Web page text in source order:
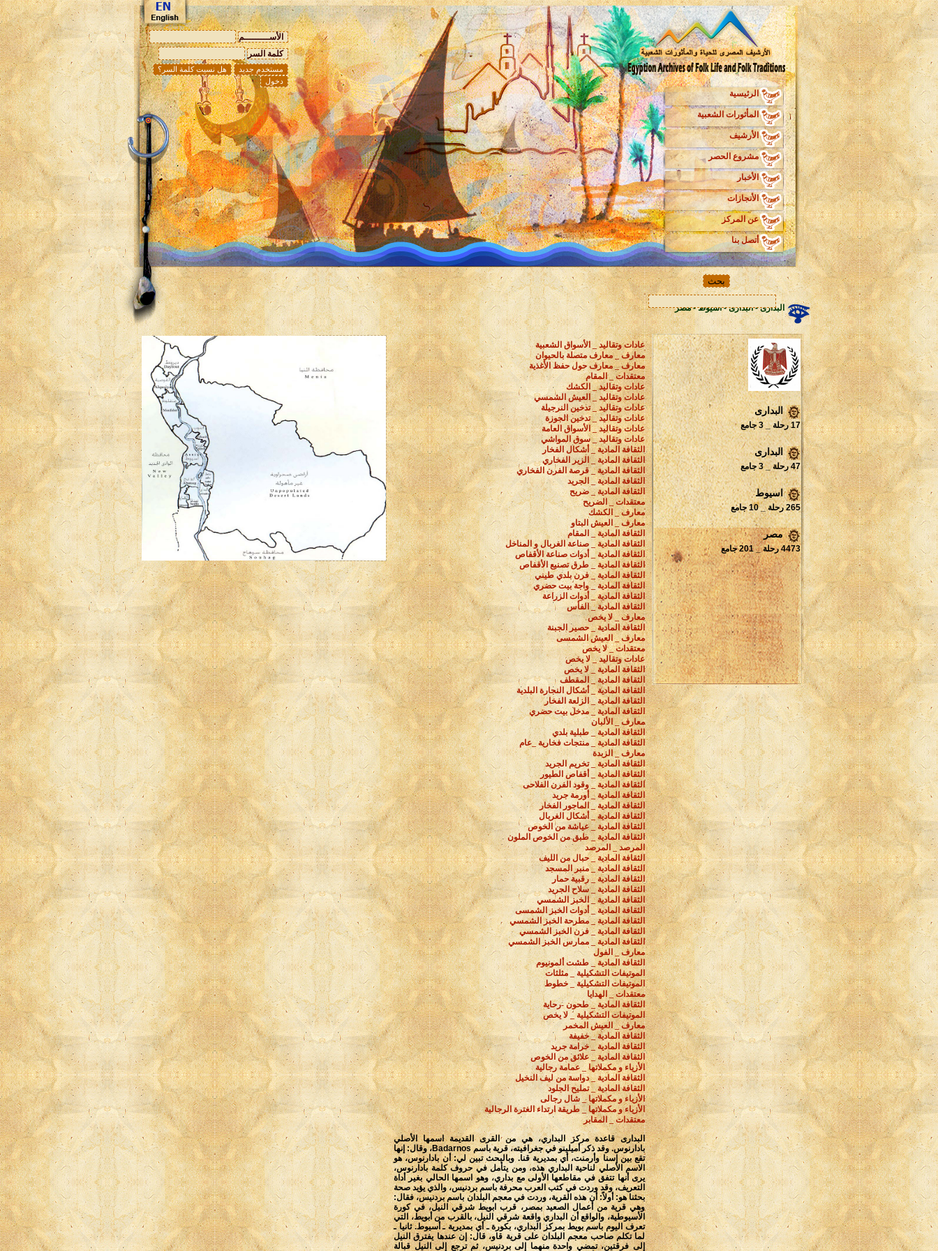
الأســـــــــم
كلمة السر
الرئيسية
المأثورات الشعبية
الأرشيف
مشروع الحصر
الأخبار
الأنجازات
عن المركز
أتصل بنا
البدارى - البدارى - اسيوط - مصر
البدارى
17 رحلة _ 3 جامع
البدارى
47 رحلة _ 3 جامع
اسيوط
265 رحلة _ 10 جامع
مصر
4473 رحلة _ 201 جامع
عادات وتقاليد _ الأسواق الشعبية
معارف _ معارف متصلة بالحيوان
معارف _ معارف حول حفظ الأغذية
معتقدات _ المقام
عادات وتقاليد _ الكشك
عادات وتقاليد _ العيش الشمسي
عادات وتقاليد _ تدخين النرجيلة
عادات وتقاليد _ تدخين الجوزة
عادات وتقاليد _ الأسواق العامة
عادات وتقاليد _ سوق المواشي
الثقافة المادية _ أشكال الفخار
الثقافة المادية _ الزير الفخاري
الثقافة المادية _ قرصة الفرن الفخاري
الثقافة المادية _ الجريد
الثقافة المادية _ ضريح
معتقدات _ الضريح
معارف _ الكشك
معارف _ العيش البتاو
الثقافة المادية _ المقام
الثقافة المادية _ صناعة الغربال و المناخل
الثقافة المادية _ أدوات صناعة الأقفاص
الثقافة المادية _ طرق تصنيع الأقفاص
الثقافة المادية _ فرن بلدي طيني
الثقافة المادية _ واجة بيت حضري
الثقافة المادية _ أدوات الزراعة
الثقافة المادية _ الفأس
معارف _ لا يخص
الثقافة المادية _ حصير الجبنة
معارف _ العيش الشمسى
معتقدات _ لا يخص
عادات وتقاليد _ لا يخص
الثقافة المادية _ لا يخص
الثقافة المادية _ المقطف
الثقافة المادية _ أشكال النجارة البلدية
الثقافة المادية _ الزلعة الفخار
الثقافة المادية _ مدخل بيت حضري
معارف _ الألبان
الثقافة المادية _ طبلية بلدي
الثقافة المادية _ منتجات فخارية _عام
معارف _ الزبدة
الثقافة المادية _ تخريم الجريد
الثقافة المادية _ أقفاص الطيور
الثقافة المادية _ وقود الفرن الفلاحى
الثقافة المادية _ أورمة جريد
الثقافة المادية _ الماجور الفخار
الثقافة المادية _ أشكال الغربال
الثقافة المادية _ عياشة من الخوص
الثقافة المادية _ طبق من الخوص الملون
المرصد _ المرصد
الثقافة المادية _ حبال من الليف
الثقافة المادية _ منبر المسجد
الثقافة المادية _ رقبية حمار
الثقافة المادية _ سلاح الجريد
الثقافة المادية _ الخبز الشمسي
الثقافة المادية _ أدوات الخبز الشمسى
الثقافة المادية _ مطرحة الخبز الشمسي
الثقافة المادية _ فرن الخبز الشمسي
الثقافة المادية _ ممارس الخبز الشمسي
معارف _ الفول
الثقافة المادية _ طشت ألمونيوم
الموتيفات التشكيلية _ مثلثات
الموتيفات التشكيلية _ خطوط
معتقدات _ الهدايا
الثقافة المادية _ طحون -رحاية
الموتيفات التشكيلية _ لا يخص
معارف _ العيش المخمر
الثقافة المادية _ خفيفة
الثقافة المادية _ خرامة جريد
الثقافة المادية _ علائق من الخوص
الأزياء و مكملاتها _ عمامة رجالية
الثقافة المادية _ دواسة من ليف النخيل
الثقافة المادية _ تمليح الجلود
الأزياء و مكملاتها _ شال رجالى
الأزياء و مكملاتها _ طريقة ارتداء الغترة الرجالية
معتقدات _ المقابر
البدارى قاعدة مركز البداري، هي من القرى القديمة اسمها الأصلي
بادارنوس. وقد ذكر أميلينو في جغرافيته، قرية باسم Badarnos، وقال: إنها
تقع بين إسنا وأرمنت، أي بمديرية قنا. وبالبحث تبين لي: أن بادارنوس، هو
الاسم الأصلي لناحية البداري هذه، ومن يتأمل في حروف كلمة بادارنوس،
يرى أنها تتفق في مقاطعها الأولى مع بداري، وهو اسمها الحالي بغير أداة
التعريف، وقد وردت في كتب العرب محرفة باسم بردنيس، والذي يؤيد صحة
بحثنا هو: أولاً: أن هذه القرية، وردت في معجم البلدان باسم بردنيس، فقال:
وهي قرية من أعمال الصعيد بمصر، قرب ابويط شرقي النيل، في كورة
الأسيوطية، والواقع أن البداري واقعة شرقي النيل، بالقرب من أبويط، التي
تعرف اليوم باسم بويط بمركز البداري، بكورة ـ أي بمديرية ـ أسيوط. ثانيا ـ
لما تكلم صاحب معجم البلدان على قرية قاو، قال: إن عندها يفترق النيل
إلى فرقتين، تمضي واحدة منهما إلى بردنيس، ثم ترجع إلى النيل قبالة